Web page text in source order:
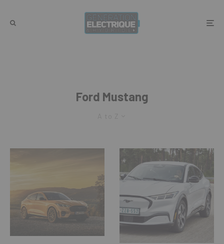
Ford Mustang